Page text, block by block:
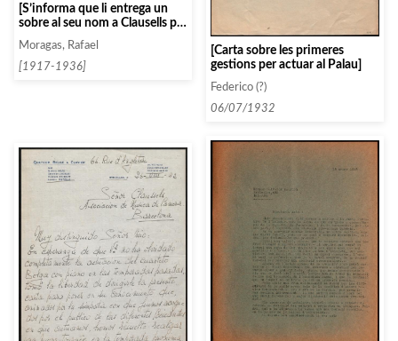
[S’informa que li entrega un
sobre al seu nom a Clausells per
a que li pugui entregar les
quatre invitacions pel concert
de l’Associació]
Moragas, Rafael
[1917-1936]
[Carta sobre les primeres
gestions per actuar al Palau]
Federico (?)
06/07/1932